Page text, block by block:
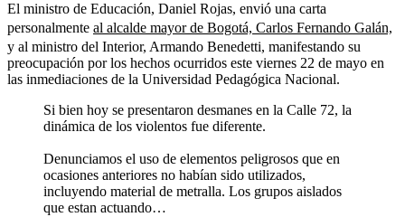
El ministro de Educación, Daniel Rojas, envió una carta
personalmente al alcalde mayor de Bogotá, Carlos Fernando Galán,
y al ministro del Interior, Armando Benedetti, manifestando su
preocupación por los hechos ocurridos este viernes 22 de mayo en
las inmediaciones de la Universidad Pedagógica Nacional.
Si bien hoy se presentaron desmanes en la Calle 72, la
dinámica de los violentos fue diferente.
Denunciamos el uso de elementos peligrosos que en
ocasiones anteriores no habían sido utilizados,
incluyendo material de metralla. Los grupos aislados
que estan actuando…